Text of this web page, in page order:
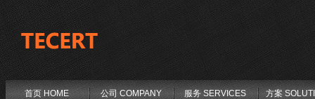
首页 HOME 公司 COMPANY 服务 SERVICES 方案